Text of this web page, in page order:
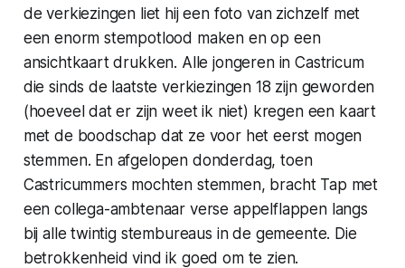
de verkiezingen liet hij een foto van zichzelf met
een enorm stempotlood maken en op een
ansichtkaart drukken. Alle jongeren in Castricum
die sinds de laatste verkiezingen 18 zijn geworden
(hoeveel dat er zijn weet ik niet) kregen een kaart
met de boodschap dat ze voor het eerst mogen
stemmen. En afgelopen donderdag, toen
Castricummers mochten stemmen, bracht Tap met
een collega-ambtenaar verse appelflappen langs
bij alle twintig stembureaus in de gemeente. Die
betrokkenheid vind ik goed om te zien.